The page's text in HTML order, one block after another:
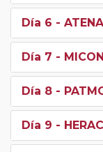
Día 6 -
Día 7 -
Día 8 -
Día 9 -